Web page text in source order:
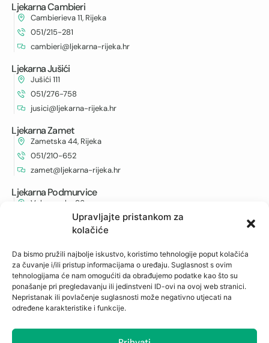
Upravljajte pristankom za
kolačiće
Da bismo pružili najbolje iskustvo, koristimo tehnologije poput kolačića
za čuvanje i/ili pristup informacijama o uređaju. Suglasnost s ovim
tehnologijama će nam omogućiti da obrađujemo podatke kao što su
ponašanje pri pregledavanju ili jedinstveni ID-ovi na ovoj web stranici.
Nepristanak ili povlačenje suglasnosti može negativno utjecati na
određene karakteristike i funkcije.
Ljekarna Cambieri
Cambierieva 11, Rijeka
051/215-281
cambieri@ljekarna-rijeka.hr
Ljekarna Jušići
Jušići 111
051/276-758
jusici@ljekarna-rijeka.hr
Ljekarna Zamet
Zametska 44, Rijeka
051/210-652
zamet@ljekarna-rijeka.hr
Ljekarna Podmurvice
Vukovarska 96
051/672-963
vukovarska@ljekarna-rijeka.hr
Ljekarna Kantrida
Istarska 6
051/262-594
kantrida@ljekarna-rijeka.hr
Newsletter